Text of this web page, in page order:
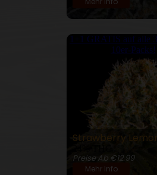
1+1 GRATIS auf alle
10er-Packs!
Strawberry
Preise Ab €12.99
Mehr Info